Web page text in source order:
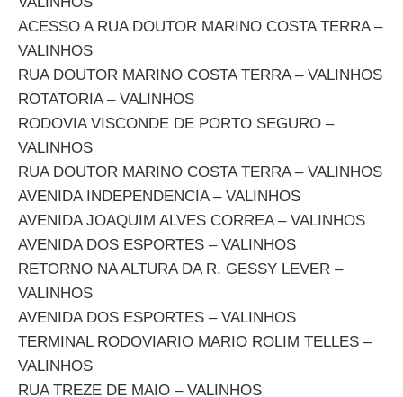
ACESSO A RUA DOUTOR MARINO COSTA TERRA –
VALINHOS
RUA DOUTOR MARINO COSTA TERRA – VALINHOS
ROTATORIA – VALINHOS
RODOVIA VISCONDE DE PORTO SEGURO –
VALINHOS
RUA DOUTOR MARINO COSTA TERRA – VALINHOS
AVENIDA INDEPENDENCIA – VALINHOS
AVENIDA JOAQUIM ALVES CORREA – VALINHOS
AVENIDA DOS ESPORTES – VALINHOS
RETORNO NA ALTURA DA R. GESSY LEVER –
VALINHOS
AVENIDA DOS ESPORTES – VALINHOS
TERMINAL RODOVIARIO MARIO ROLIM TELLES –
VALINHOS
RUA TREZE DE MAIO – VALINHOS